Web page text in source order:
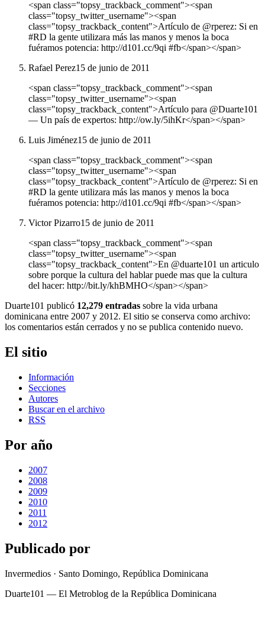
<span class="topsy_trackback_comment"><span
class="topsy_twitter_username"><span
class="topsy_trackback_content">Artículo de @rperez: Si en
#RD la gente utilizara más las manos y menos la boca
fuéramos potencia: http://d101.cc/9qi #fb</span></span>
Rafael Perez15 de junio de 2011
<span class="topsy_trackback_comment"><span
class="topsy_twitter_username"><span
class="topsy_trackback_content">Artículo para @Duarte101
— Un país de expertos: http://ow.ly/5ihKr</span></span>
Luis Jiménez15 de junio de 2011
<span class="topsy_trackback_comment"><span
class="topsy_twitter_username"><span
class="topsy_trackback_content">Artículo de @rperez: Si en
#RD la gente utilizara más las manos y menos la boca
fuéramos potencia: http://d101.cc/9qi #fb</span></span>
Victor Pizarro15 de junio de 2011
<span class="topsy_trackback_comment"><span
class="topsy_twitter_username"><span
class="topsy_trackback_content">En @duarte101 un articulo
sobre porque la cultura del hablar puede mas que la cultura
del hacer: http://bit.ly/khBMHO</span></span>
Duarte101 publicó 12,279 entradas sobre la vida urbana
dominicana entre 2007 y 2012. El sitio se conserva como archivo:
los comentarios están cerrados y no se publica contenido nuevo.
El sitio
Información
Secciones
Autores
Buscar en el archivo
RSS
Por año
2007
2008
2009
2010
2011
2012
Publicado por
Invermedios · Santo Domingo, República Dominicana
Duarte101 — El Metroblog de la República Dominicana